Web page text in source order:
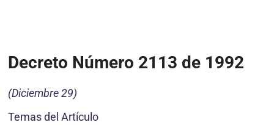
Decreto Número 2113 de 1992
(Diciembre 29)
Temas del Artículo